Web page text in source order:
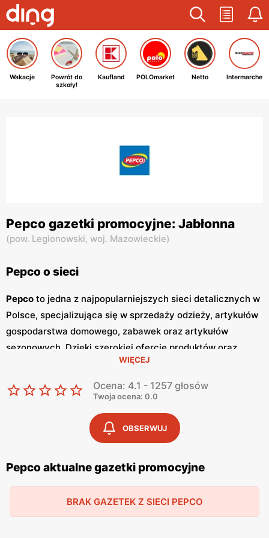
Wakacje
Powrót do
szkoły!
Kaufland POLOmarket Netto Intermarche
Pepco gazetki promocyjne: Jabłonna
(pow. Legionowski, woj. Mazowieckie)
Pepco o sieci
Pepco to jedna z najpopularniejszych sieci detalicznych w
Polsce, specjalizująca się w sprzedaży odzieży, artykułów
gospodarstwa domowego, zabawek oraz artykułów
sezonowych. Dzięki szerokiej ofercie produktów oraz
Pepcozdobyło zaufanie milionów
klientów w kraju. Główną zaletą tej sieci jest dbałość o
zapewnienieniskich cen, co sprawia, że zakupy w
są dostępne dla szerokiej grupy odbiorców. Jednym z
kluczowych elementów strategii marketingowej
regularnie wydawanegazetki promocyjne
publikowane co dwa tygodnie, a każda z nich zawiera
bogaty wybór produktów w obniżonych cenach. Dzięki
i okazjami, co pozwala im na planowanie
WIĘCEJ
Ocena: 4.1 - 1257 głosów
Twoja ocena: 0.0
OBSERWUJ
Pepco aktualne gazetki promocyjne
BRAK GAZETEK Z SIECI PEPCO